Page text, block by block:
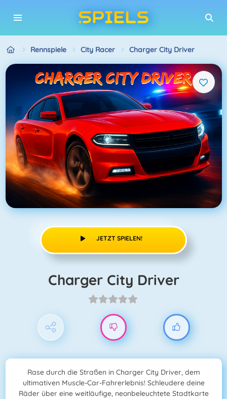
Rennspiele City Racer Charger City Driver
JETZT SPIELEN!
Charger City Driver
Rase durch die Straßen in Charger City Driver, dem
ultimativen Muscle-Car-Fahrerlebnis! Schleudere deine
Räder über eine weitläufige, neonbeleuchtete Stadtkarte